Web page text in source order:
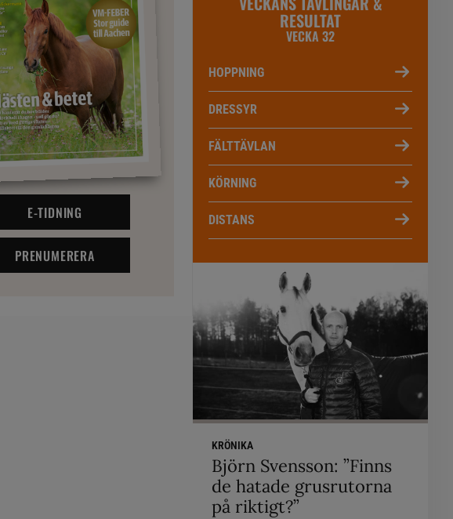
E-TIDNING
PRENUMERERA
RESULTAT
VECKA 32
HOPPNING
DRESSYR
FÄLTTÄVLAN
KÖRNING
DISTANS
KRÖNIKA
Björn Svensson: ”Finns
de hatade grusrutorna
på riktigt?”